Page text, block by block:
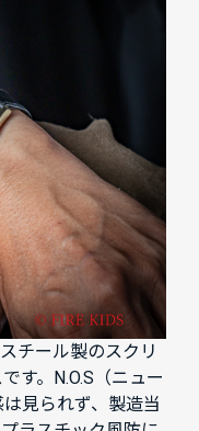
チール製のスクリ
す。N.O.S（ニュー
見られず、製造当